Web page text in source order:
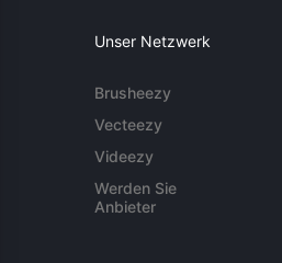
Unser Netzwerk
Brusheezy
Vecteezy
Videezy
Werden Sie
Anbieter